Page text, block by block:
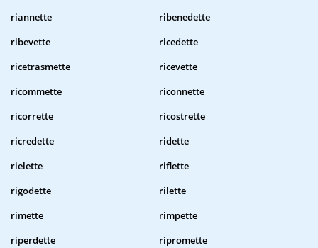
riannette
ribenedette
ribevette
ricedette
ricetrasmette
ricevette
ricommette
riconnette
ricorrette
ricostrette
ricredette
ridette
rielette
riflette
rigodette
rilette
rimette
rimpette
riperdette
ripromette